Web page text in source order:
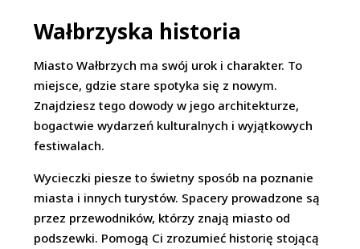
Wałbrzyska historia
Miasto Wałbrzych ma swój urok i charakter. To
miejsce, gdzie stare spotyka się z nowym.
Znajdziesz tego dowody w jego architekturze,
bogactwie wydarzeń kulturalnych i wyjątkowych
festiwalach.
Wycieczki piesze to świetny sposób na poznanie
miasta i innych turystów. Spacery prowadzone są
przez przewodników, którzy znają miasto od
podszewki. Pomogą Ci zrozumieć historię stojącą